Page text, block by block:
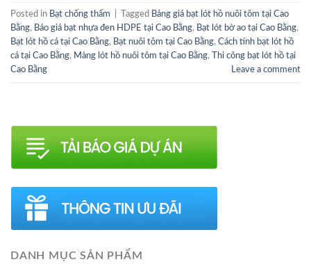
Posted in Bạt chống thấm Tagged Bảng giá bạt lót hồ nuôi tôm tại Cao
Bằng, Báo giá bạt nhựa đen HDPE tại Cao Bằng, Bạt lót bờ ao tại Cao Bằng,
Bạt lót hồ cá tại Cao Bằng, Bạt nuôi tôm tại Cao Bằng, Cách tính bạt lót hồ
cá tại Cao Bằng, Màng lót hồ nuôi tôm tại Cao Bằng,
Thi công bạt lót hồ tại
Cao Bằng
Leave a comment
DANH MỤC SẢN PHẨM